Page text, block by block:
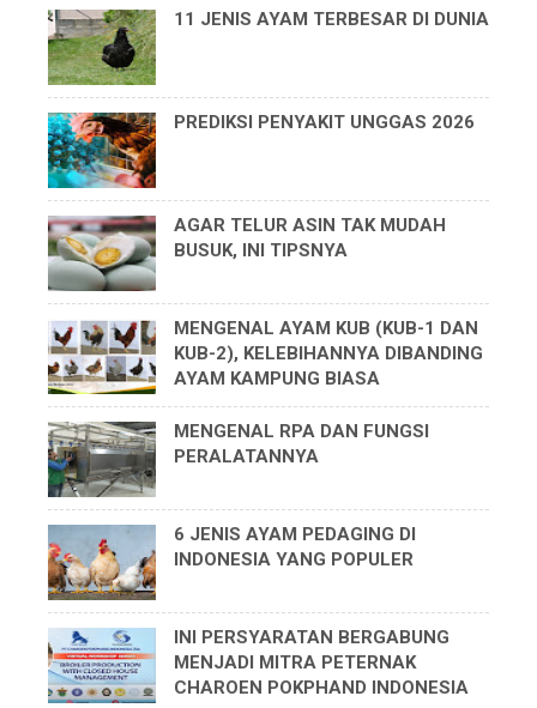
11 JENIS AYAM TERBESAR DI DUNIA
PREDIKSI PENYAKIT UNGGAS 2026
AGAR TELUR ASIN TAK MUDAH
BUSUK, INI TIPSNYA
MENGENAL AYAM KUB (KUB-1 DAN
KUB-2), KELEBIHANNYA DIBANDING
AYAM KAMPUNG BIASA
MENGENAL RPA DAN FUNGSI
PERALATANNYA
6 JENIS AYAM PEDAGING DI
INDONESIA YANG POPULER
INI PERSYARATAN BERGABUNG
MENJADI MITRA PETERNAK
CHAROEN POKPHAND INDONESIA